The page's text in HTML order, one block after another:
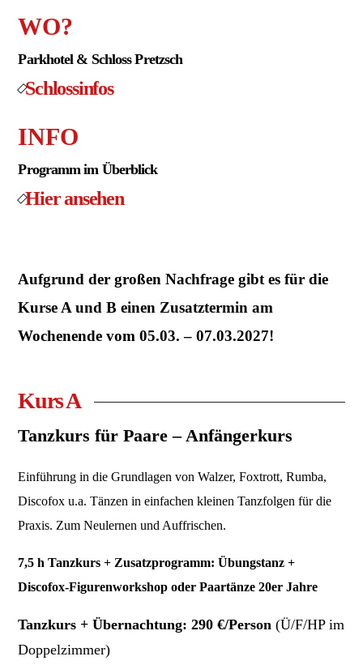
Parkhotel & Schloss Pretzsch
WO?
Schlossinfos
Programm im Überblick
INFO
Hier ansehen
Aufgrund der großen Nachfrage gibt es für die
Kurse A und B einen Zusatztermin am
Wochenende vom 05.03. – 07.03.2027!
Kurs A
Tanzkurs für Paare – Anfängerkurs
Einführung in die Grundlagen von Walzer, Foxtrott, Rumba,
Discofox u.a. Tänzen in einfachen kleinen Tanzfolgen für die
Praxis. Zum Neulernen und Auffrischen.
7,5 h Tanzkurs + Zusatzprogramm: Übungstanz +
Discofox-Figurenworkshop oder Paartänze 20er Jahre
Tanzkurs + Übernachtung: 290 €/Person (Ü/F/HP im
Doppelzimmer)